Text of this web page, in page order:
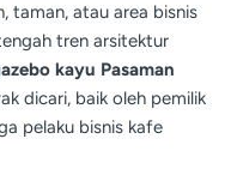
taman, atau area bisnis
tren arsitektur
kayu Pasaman
dicari, baik oleh pemilik
pelaku bisnis kafe